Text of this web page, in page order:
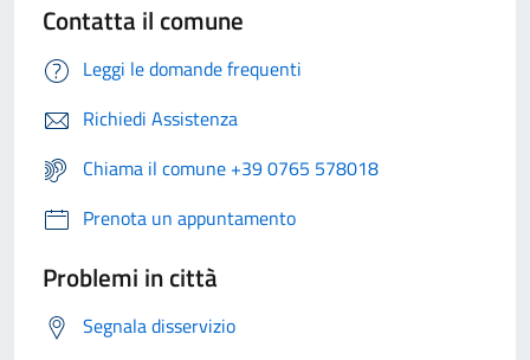
Contatta il comune
Leggi le domande frequenti
Richiedi Assistenza
Chiama il comune +39 0765 578018
Prenota un appuntamento
Problemi in città
Segnala disservizio